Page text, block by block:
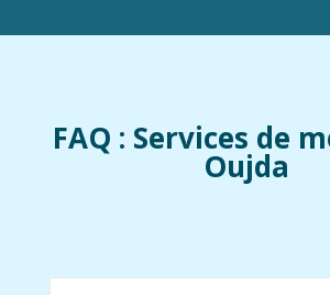
FAQ : Services de
Oujda